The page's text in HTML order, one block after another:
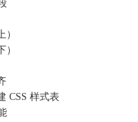
CSS 样式表